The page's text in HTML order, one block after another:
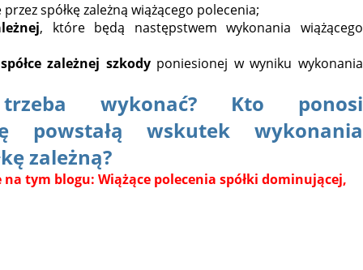
spółkę zależną wiążącego polecenia;
, które będą następstwem wykonania wiążącego
zależnej szkodyponiesionej w wyniku wykonania
wykonać? Kto ponosi
powstałą wskutek wykonania
zależną?
tym blogu: Wiążące polecenia spółki dominującej,